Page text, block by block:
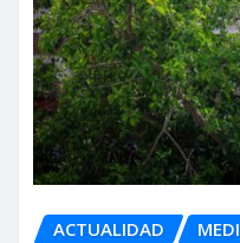
ACTUALIDAD